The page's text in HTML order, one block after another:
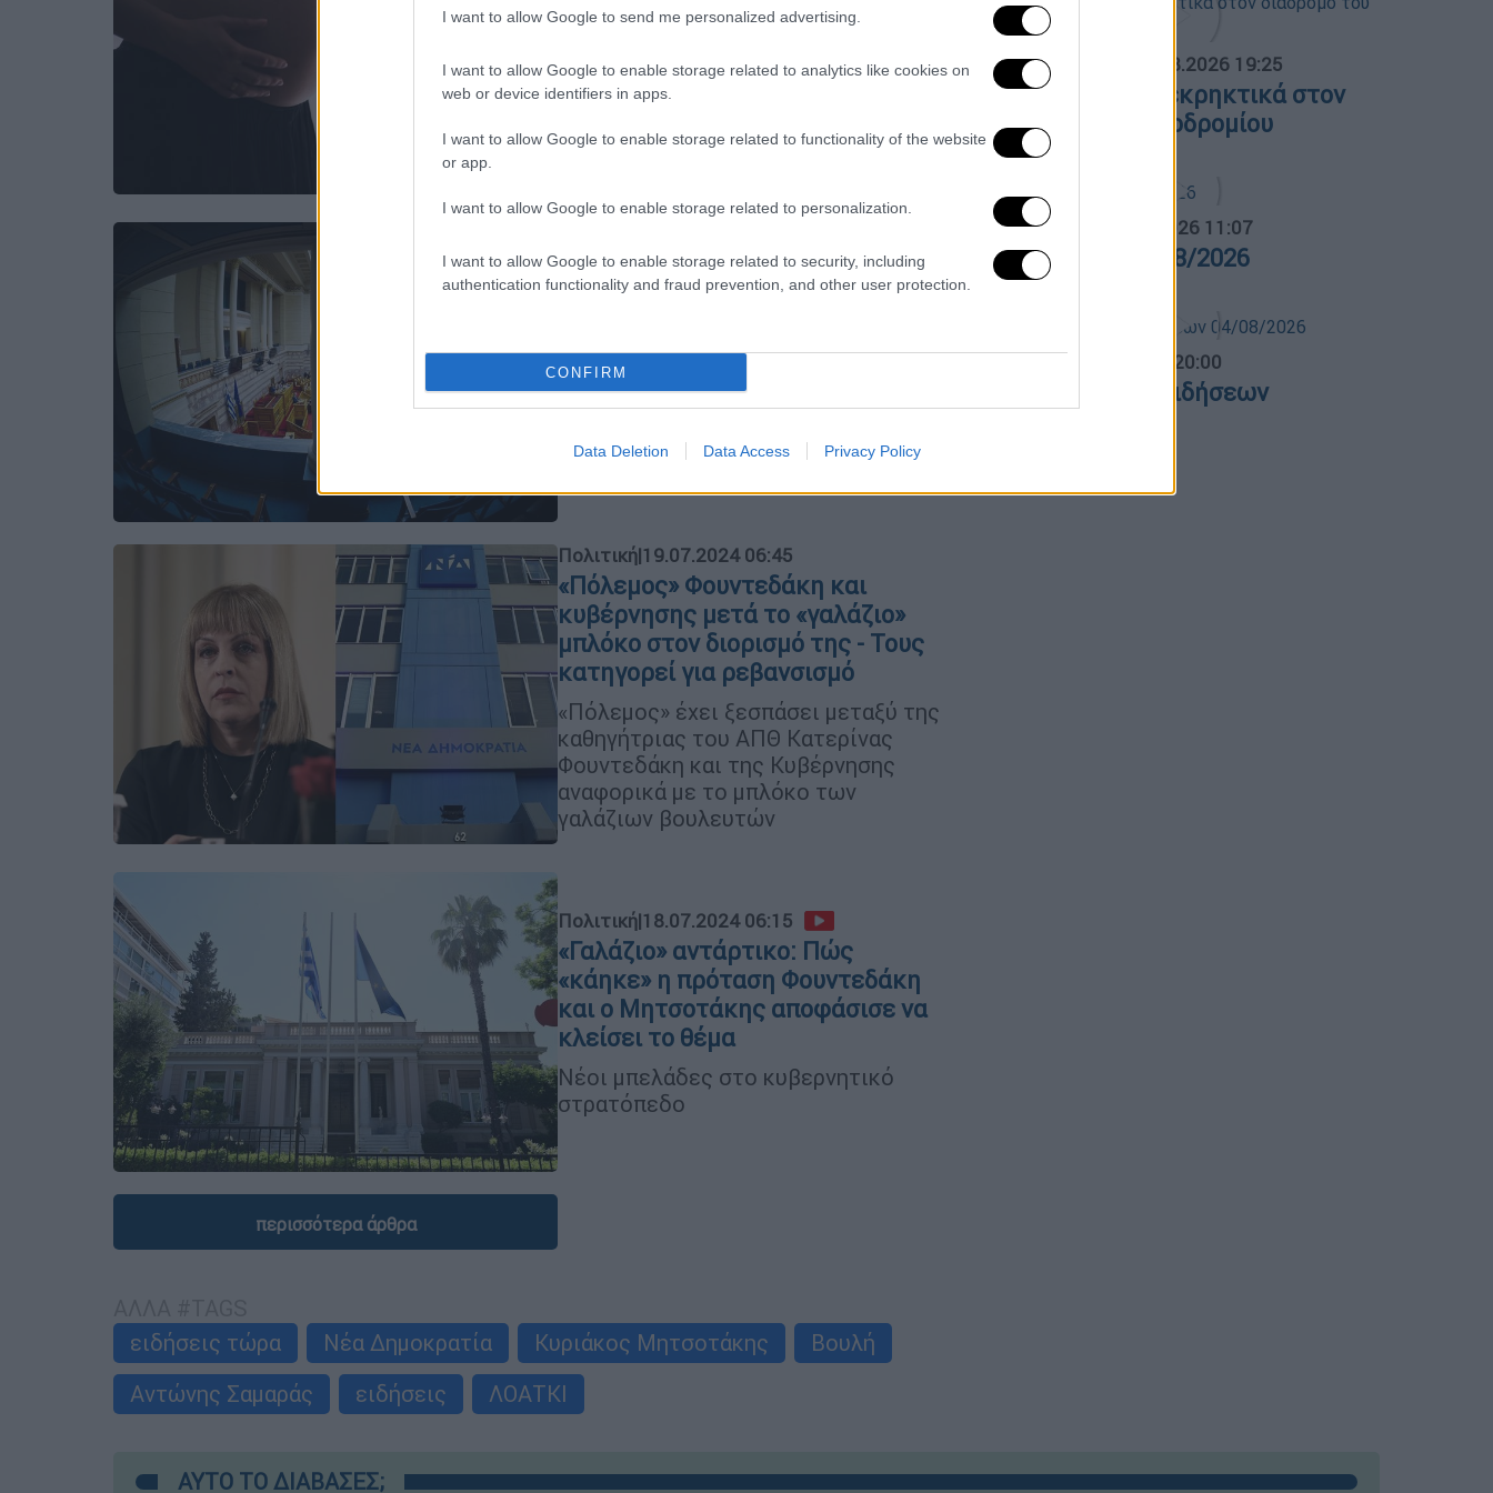
I want to allow Google to send me personalized advertising.
I want to allow Google to enable storage related to analytics like cookies on
web or device identifiers in apps.
I want to allow Google to enable storage related to functionality of the website
or app.
I want to allow Google to enable storage related to personalization.
I want to allow Google to enable storage related to security, including
authentication functionality and fraud prevention, and other user protection.
CONFIRM
Data Deletion Data Access Privacy Policy
ομόφυλα ζευγάρια
Ο υπουργός Δικαιοσύνης απέκλεισε
τη δυνατότητα τα ομόφυλα ζευγάρια
μπορούν να αποκτούν παιδί μέσω
Πολιτική|31.12.2024 06:50
Βουλή: Τι συνέβη το 2024 - Τα
κυβέρνησης και η αντιπολίτευση
Μια κοινοβουλευτική χρονιά με
προκλήσεις φτάνει στο τέλος της
Πολιτική|19.07.2024 06:45
«Πόλεμος» Φουντεδάκη και
κυβέρνησης μετά το «γαλάζιο»
μπλόκο στον διορισμό της - Τους
κατηγορεί για ρεβανσισμό
«Πόλεμος» έχει ξεσπάσει μεταξύ της
καθηγήτριας του ΑΠΘ Κατερίνας
Φουντεδάκη και της Κυβέρνησης
αναφορικά με το μπλόκο των
γαλάζιων βουλευτών
Πολιτική|18.07.2024 06:15
«Γαλάζιο» αντάρτικο: Πώς
«κάηκε» η πρόταση Φουντεδάκη
και ο Μητσοτάκης αποφάσισε να
κλείσει το θέμα
Νέοι μπελάδες στο κυβερνητικό
στρατόπεδο
περισσότερα άρθρα
ειδήσεις τώρα
Νέα Δημοκρατία Κυριάκος Μητσοτάκης
Βουλή
Αντώνης Σαμαράς
ειδήσεις ΛΟΑΤΚΙ
ΑΠΟΣΠΑΣΜΑΤΑ... 05.08.2026 19:25
Λειψία: Drone με εκρηκτικά στον
διάδρομο του αεροδρομίου
Ώρα Ελλάδος... 04.08.2026 11:07
Ώρα Ελλάδος 04/08/2026
04.08.2026 20:00
Κεντρικό δελτίο ειδήσεων
ΑΥΤΟ ΤΟ ΔΙΑΒΑΣΕΣ;